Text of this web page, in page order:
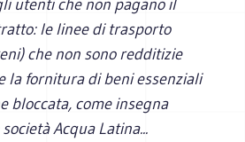
utenti che non pagano il
le linee di trasporto
che non sono redditizie
la fornitura di beni essenziali
bloccata, come insegna
Acqua Latina...